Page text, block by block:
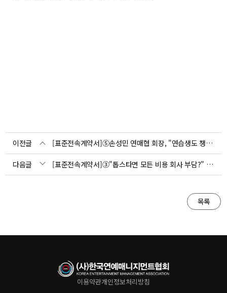
이전글 [표준전속계약서]⑤손성민 연매협 회장, "연습생도 챙길 수 있어야죠"(인터뷰)
다음글 [표준전속계약서]③"톱스타면 모든 비용 회사 부담?" 직접비 해석 문제(연기자)
목록
이용약관개인정보처리방침